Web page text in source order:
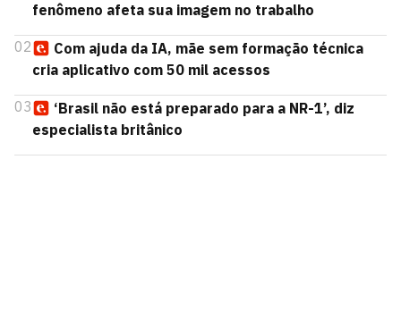
fenômeno afeta sua imagem no trabalho
02
Com ajuda da IA, mãe sem formação técnica
cria aplicativo com 50 mil acessos
03
‘Brasil não está preparado para a NR-1’, diz
especialista britânico